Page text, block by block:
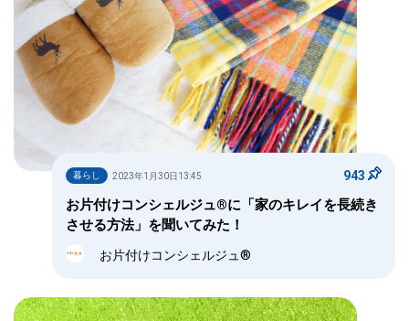
暮らし 2023年1月30日13:45 943
お片付けコンシェルジュ®︎に「家のキレイを長続き
させる方法」を聞いてみた！
お片付けコンシェルジュ®